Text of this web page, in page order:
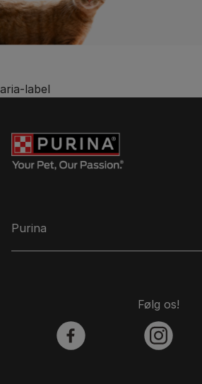
aria-label
Purina
Følg os!
facebook instagram